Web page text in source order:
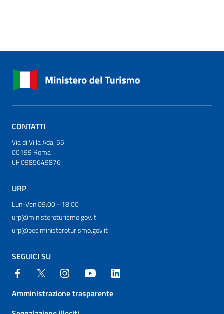
CONTATTI
Via di Villa Ada, 55
00199 Roma
CF 0985649876
URP
Lun-Ven 09:00 - 18:00
urp@ministeroturismo.gov.it
urp@pec.ministeroturismo.gov.it
SEGUICI SU
Amministrazione trasparente